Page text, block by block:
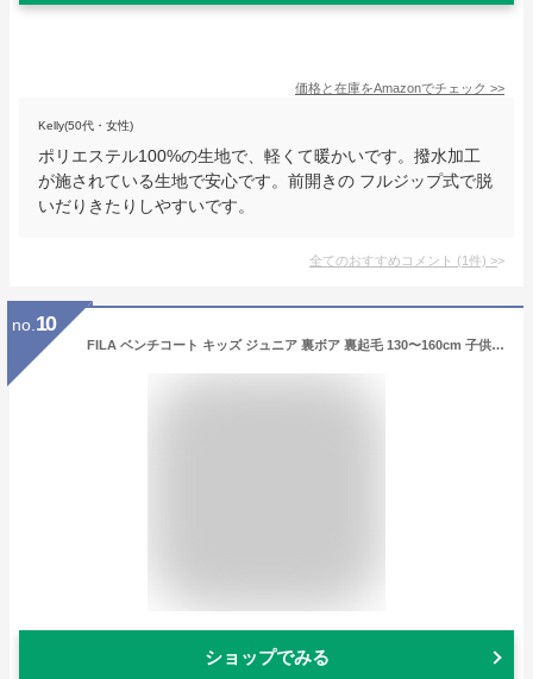
価格と在庫をAmazonでチェック >>
Kelly(50代・女性)
ポリエステル100%の生地で、軽くて暖かいです。撥水加工
が施されている生地で安心です。前開きの フルジップ式で脱
いだりきたりしやすいです。
全てのおすすめコメント (1件) >
no. 10
FILA ベンチコート キッズ ジュニア 裏ボア 裏起毛 130〜160cm 子供 アウター コート 子供服 冬服 男の子 女の子 子ども フード付き サッカー スポーツ 保温 防寒 暖かい 防寒着 130 140 150 160 フィラ (送料無料)
ショップでみる